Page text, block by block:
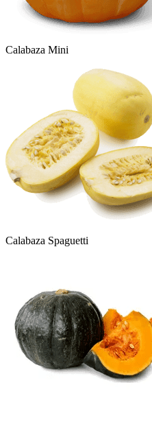
Calabaza Mini
Calabaza Spaguetti